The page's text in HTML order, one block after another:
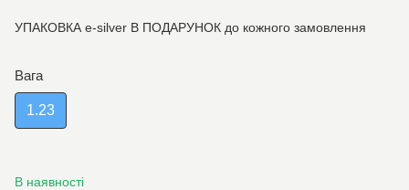
УПАКОВКА e-silver В ПОДАРУНОК до кожного замовлення
Вага
1.23
В наявності